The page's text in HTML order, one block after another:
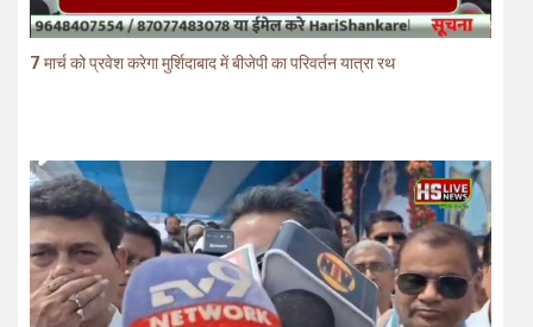
7 मार्च को प्रवेश करेगा मुर्शिदाबाद में बीजेपी का परिवर्तन यात्रा रथ